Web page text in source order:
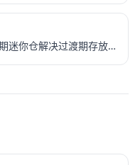
迷你仓解决过渡期存放